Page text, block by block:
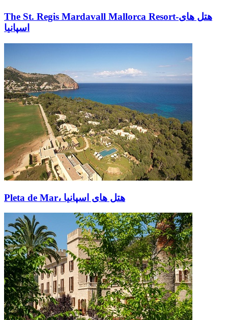
The St. Regis Mardavall Mallorca Resort-هتل های
اسپانیا
Pleta de Mar، هتل های اسپانیا